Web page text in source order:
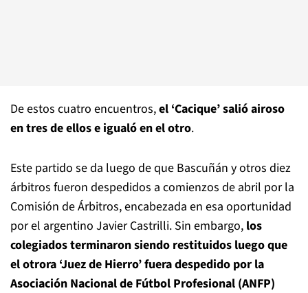
De estos cuatro encuentros,el ‘Cacique’ salió airoso
en tres de ellos e igualó en el otro.
Este partido se da luego de que Bascuñán y otros diez
árbitros fueron despedidos a comienzos de abril por la
Comisión de Árbitros, encabezada en esa oportunidad
por el argentino Javier Castrilli. Sin embargo, los
colegiados terminaron siendo restituidos luego que
el otrora ‘Juez de Hierro’ fuera despedido por la
Asociación Nacional de Fútbol Profesional (ANFP)